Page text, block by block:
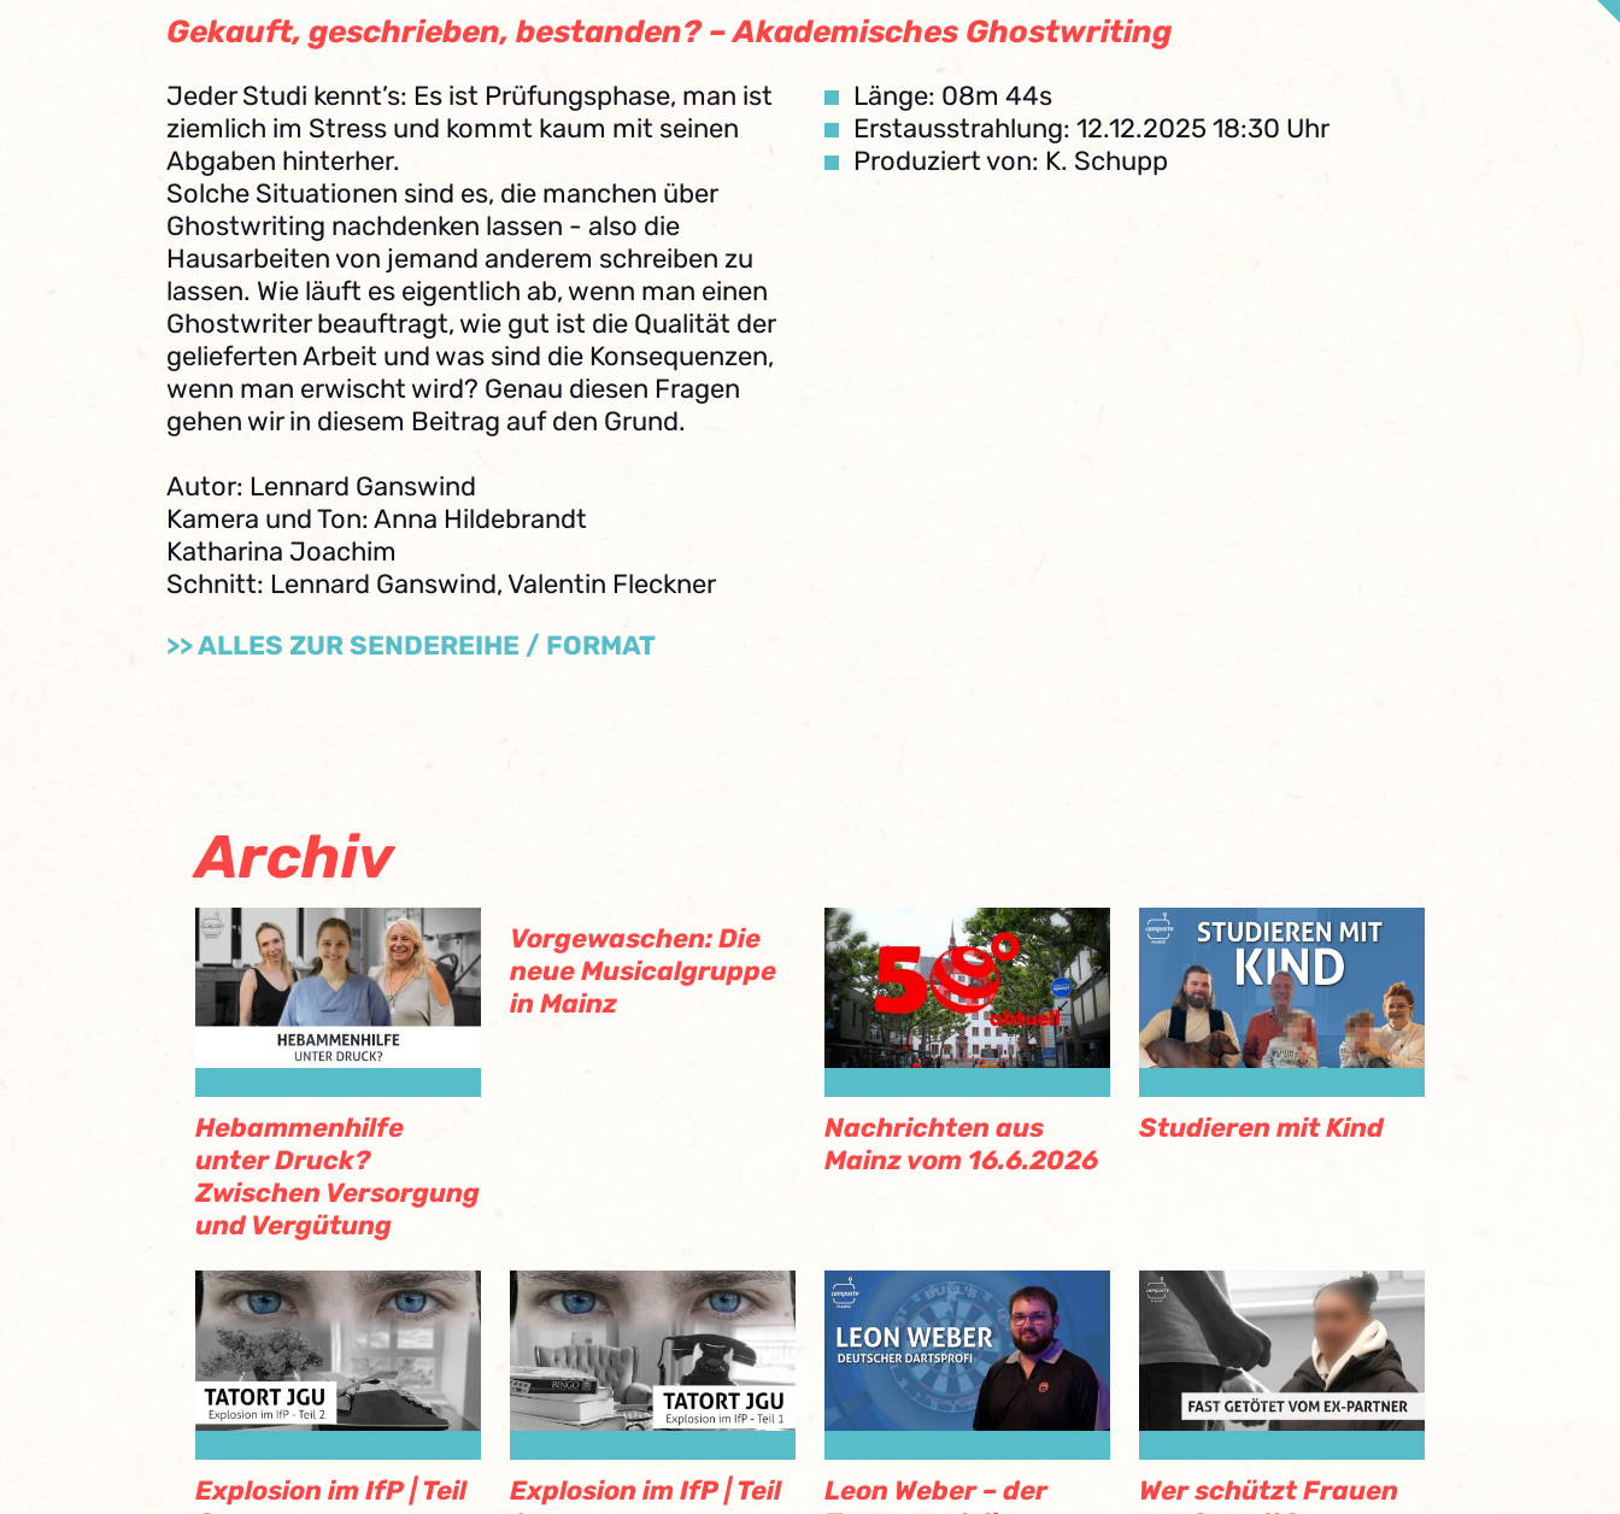
Gekauft, geschrieben, bestanden? – Akademisches Ghostwriting
Jeder Studi kennt’s: Es ist Prüfungsphase, man ist
ziemlich im Stress und kommt kaum mit seinen
Abgaben hinterher.
Solche Situationen sind es, die manchen über
Ghostwriting nachdenken lassen - also die
Hausarbeiten von jemand anderem schreiben zu
lassen. Wie läuft es eigentlich ab, wenn man einen
Ghostwriter beauftragt, wie gut ist die Qualität der
gelieferten Arbeit und was sind die Konsequenzen,
wenn man erwischt wird? Genau diesen Fragen
gehen wir in diesem Beitrag auf den Grund.
Autor: Lennard Ganswind
Kamera und Ton: Anna Hildebrandt
Katharina Joachim
Schnitt: Lennard Ganswind, Valentin Fleckner
>> ALLES ZUR SENDEREIHE / FORMAT
Länge: 08m 44s
Erstausstrahlung: 12.12.2025 18:30 Uhr
Produziert von: K. Schupp
Archiv
Hebammenhilfe
unter Druck?
Zwischen Versorgung
und Vergütung
Vorgewaschen: Die
neue Musicalgruppe
in Mainz
Nachrichten aus
Mainz vom 16.6.2026
Studieren mit Kind
Explosion im IfP | Teil
Explosion im IfP | Teil
Leon Weber – der
Wer schützt Frauen